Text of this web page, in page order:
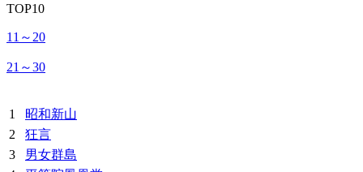
TOP10
11～20
21～30
1
昭和新山
2
狂言
3
男女群島